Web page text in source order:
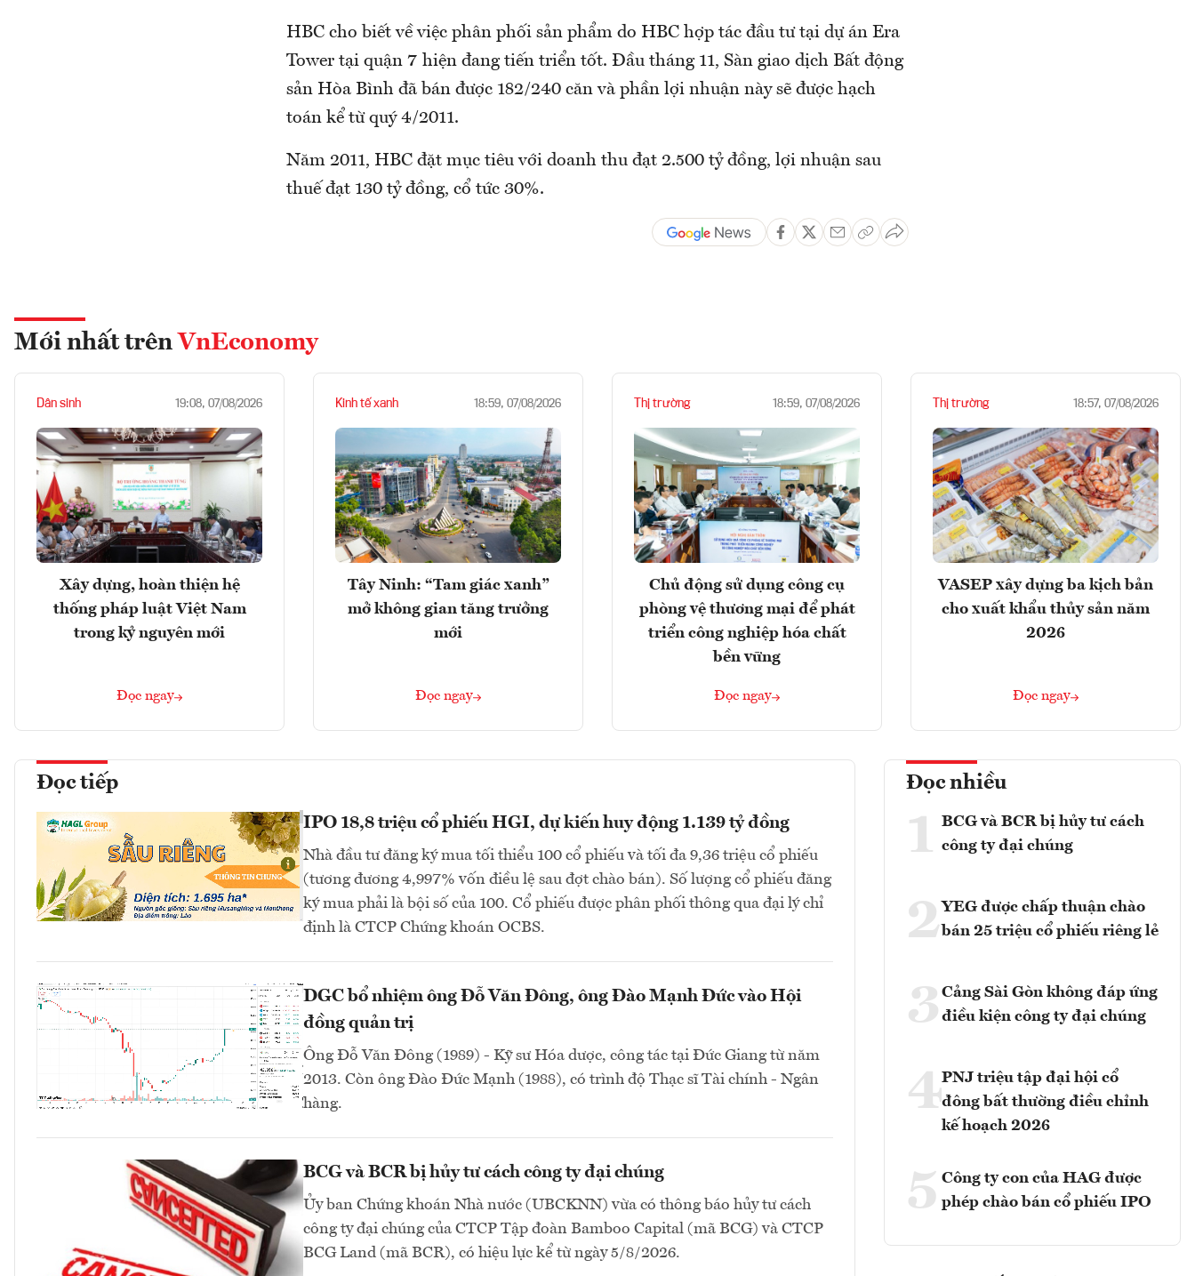
HBC cho biết về việc phân phối sản phẩm do HBC hợp tác đầu tư tại dự án Era
Tower tại quận 7 hiện đang tiến triển tốt. Đầu tháng 11, Sàn giao dịch Bất động
sản Hòa Bình đã bán được 182/240 căn và phần lợi nhuận này sẽ được hạch
toán kể từ quý 4/2011.
Năm 2011, HBC đặt mục tiêu với doanh thu đạt 2.500 tỷ đồng, lợi nhuận sau
thuế đạt 130 tỷ đồng, cổ tức 30%.
Mới nhất trên VnEconomy
Dân sinh 19:08, 07/08/2026
Xây dựng, hoàn thiện hệ
thống pháp luật Việt Nam
trong kỷ nguyên mới
Đọc ngay
Kinh tế xanh 18:59, 07/08/2026
Tây Ninh: “Tam giác xanh”
mở không gian tăng trưởng
mới
Đọc ngay
Thị trường 18:59, 07/08/2026
Chủ động sử dụng công cụ
phòng vệ thương mại để phát
triển công nghiệp hóa chất
bền vững
Đọc ngay
Thị trường 18:57, 07/08/2026
VASEP xây dựng ba kịch bản
cho xuất khẩu thủy sản năm
2026
Đọc ngay
Đọc tiếp
IPO 18,8 triệu cổ phiếu HGI, dự kiến huy động 1.139 tỷ đồng
Nhà đầu tư đăng ký mua tối thiểu 100 cổ phiếu và tối đa 9,36 triệu cổ phiếu
(tương đương 4,997% vốn điều lệ sau đợt chào bán). Số lượng cổ phiếu đăng
ký mua phải là bội số của 100. Cổ phiếu được phân phối thông qua đại lý chỉ
định là CTCP Chứng khoán OCBS.
DGC bổ nhiệm ông Đỗ Văn Đông, ông Đào Mạnh Đức vào Hội
đồng quản trị
Ông Đỗ Văn Đông (1989) - Kỹ sư Hóa dược, công tác tại Đức Giang từ năm
2013. Còn ông Đào Đức Mạnh (1988), có trình độ Thạc sĩ Tài chính - Ngân
hàng.
BCG và BCR bị hủy tư cách công ty đại chúng
Ủy ban Chứng khoán Nhà nước (UBCKNN) vừa có thông báo hủy tư cách
công ty đại chúng của CTCP Tập đoàn Bamboo Capital (mã BCG) và CTCP
BCG Land (mã BCR), có hiệu lực kể từ ngày 5/8/2026.
Đọc nhiều
1 BCG và BCR bị hủy tư cách
công ty đại chúng
2YEG được chấp thuận chào
bán 25 triệu cổ phiếu riêng lẻ
3 Cảng Sài Gòn không đáp ứng
điều kiện công ty đại chúng
4PNJ triệu tập đại hội cổ
đông bất thường điều chỉnh
kế hoạch 2026
5 Công ty con của HAG được
phép chào bán cổ phiếu IPO